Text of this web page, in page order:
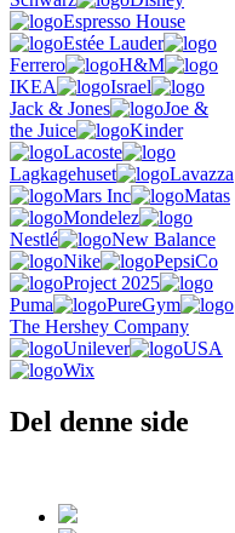
Espresso House
Estée Lauder
Ferrero
H&M
IKEA
Israel
Jack & Jones
Joe &
the Juice
Kinder
Lacoste
Lagkagehuset
Lavazza
Mars Inc
Matas
Mondelez
Nestlé
New Balance
Nike
PepsiCo
Project 2025
Puma
PureGym
The Hershey Company
Unilever
USA
Wix
Del denne side